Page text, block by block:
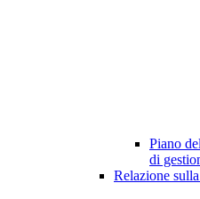
Piano
di
Relazione